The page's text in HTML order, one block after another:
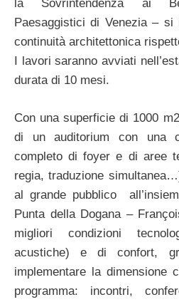
la Sovrintendenza ai
Paesaggistici di Venezia –
continuità architettonica
I lavori saranno avviati
durata di 10 mesi.
Con una superficie di 1000
di un auditorium con una
completo di foyer e di aree
regia, traduzione
al grande pubblico
Punta della Dogana –
migliori condizioni
acustiche) e di confort,
implementare la dimensione
programma: incontri,